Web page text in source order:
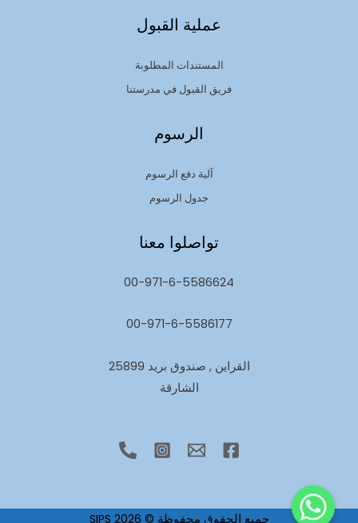
عملية القبول
المستندات المطلوبة
فريق القبول في مدرستنا
الرسوم
آلية دفع الرسوم
جدول الرسوم
تواصلوا معنا
00-971-6-5586624
00-971-6-5586177
القراين , صندوق بريد 25899
الشارقة
جميع الحقوق محفوظة © 2026 SIPS